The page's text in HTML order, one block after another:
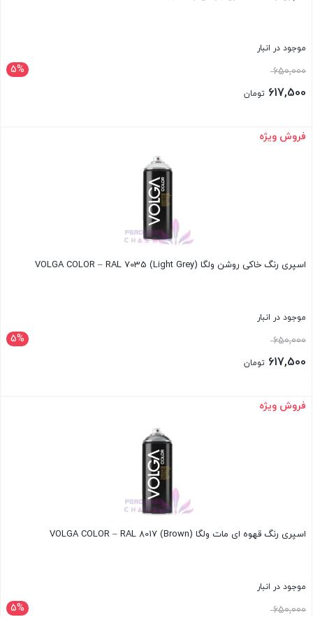
موجود در انبار
5% 650,000قیمت
اصلی:
بود.
617,500 تومان
فعلی:
بستن
فروش ویژه
اسپری رنگ خاکی روشن ولگا VOLGA COLOR – RAL 7035 (Light Grey)
موجود در انبار
5% 650,000قیمت
اصلی:
بود.
617,500 تومان
فعلی:
بستن
فروش ویژه
اسپری رنگ قهوه ای مات ولگا VOLGA COLOR – RAL 8017 (Brown)
موجود در انبار
5% 650,000قیمت